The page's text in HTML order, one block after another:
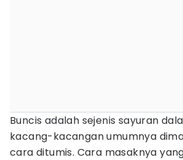
Buncis adalah sejenis sayuran
kacang-kacangan umumnya
cara ditumis. Cara masaknya